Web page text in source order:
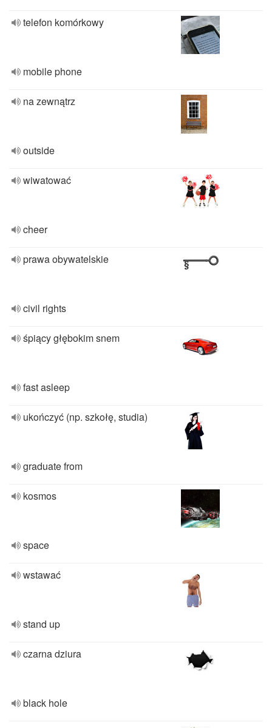
telefon komórkowy
mobile phone
na zewnątrz
outside
wiwatować
cheer
prawa obywatelskie
civil rights
śpiący głębokim snem
fast asleep
ukończyć (np. szkołę, studia)
graduate from
kosmos
space
wstawać
stand up
czarna dziura
black hole